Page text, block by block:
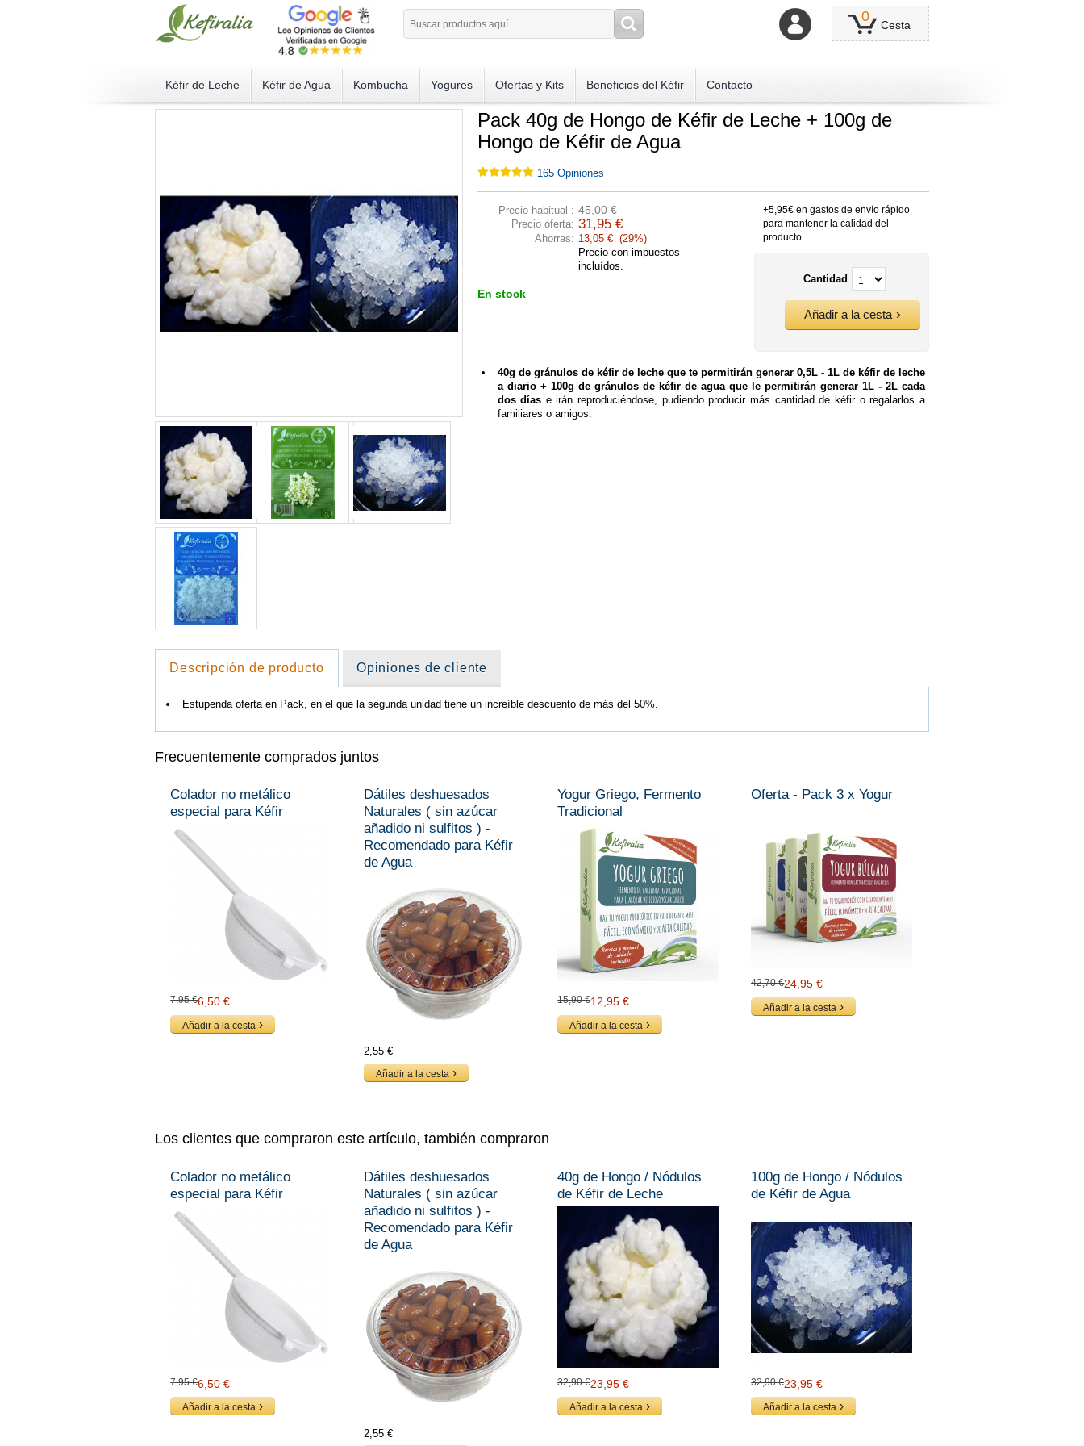
0
Cesta
Kéfir de Leche Kéfir de Agua Kombucha Yogures Ofertas y Kits Beneficios del Kéfir Contacto
Pack 40g de Hongo de Kéfir de Leche + 100g de
Hongo de Kéfir de Agua
165 Opiniones
Precio habitual : 45,00 €
Precio oferta: 31,95 €
Ahorras: 13,05 € (29%)
Precio con impuestos
incluídos.
En stock
+5,95€ en gastos de envío rápido
para mantener la calidad del
producto.
Cantidad
Añadir a la cesta
40g de gránulos de kéfir de leche que te permitirán generar 0,5L - 1L de kéfir de leche
a diario + 100g de gránulos de kéfir de agua que le permitirán generar 1L - 2L cada
dos días e irán reproduciéndose, pudiendo producir más cantidad de kéfir o regalarlos a
familiares o amigos.
Descripción de producto Opiniones de cliente
Estupenda oferta en Pack, en el que la segunda unidad tiene un increíble descuento de más del 50%.
Frecuentemente comprados juntos
Colador no metálico
especial para Kéfir
7,95 €6,50 €
Añadir a la cesta
Dátiles deshuesados
Naturales ( sin azúcar
añadido ni sulfitos ) -
Recomendado para Kéfir
de Agua
2,55 €
Añadir a la cesta
Yogur Griego, Fermento
Tradicional
15,90 €12,95 €
Añadir a la cesta
Oferta - Pack 3 x Yogur
42,70 €24,95 €
Añadir a la cesta
Los clientes que compraron este artículo, también compraron
Colador no metálico
especial para Kéfir
7,95 €6,50 €
Añadir a la cesta
Dátiles deshuesados
Naturales ( sin azúcar
añadido ni sulfitos ) -
Recomendado para Kéfir
de Agua
2,55 €
40g de Hongo / Nódulos
de Kéfir de Leche
32,90 €23,95 €
Añadir a la cesta
100g de Hongo / Nódulos
de Kéfir de Agua
32,90 €23,95 €
Añadir a la cesta